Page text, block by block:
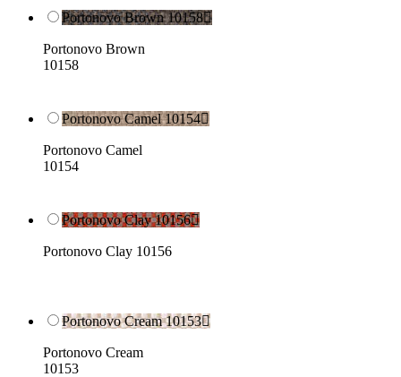
Portonovo Brown 10158
Portonovo Brown
10158
Portonovo Camel 10154
Portonovo Camel
10154
Portonovo Clay 10156
Portonovo Clay 10156
Portonovo Cream 10153
Portonovo Cream
10153